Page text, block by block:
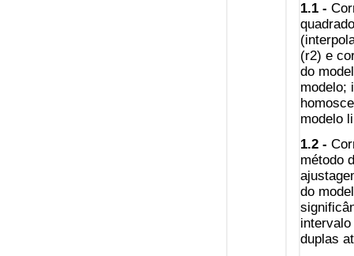
1.1 -
(r2) e
do
modelo;
modelo
1.2 -
método
do
duplas